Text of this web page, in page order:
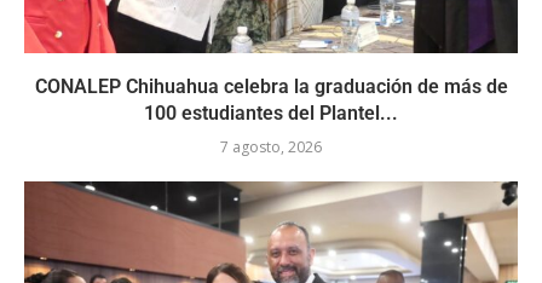
CONALEP Chihuahua celebra la graduación de más de
100 estudiantes del Plantel...
7 agosto, 2026